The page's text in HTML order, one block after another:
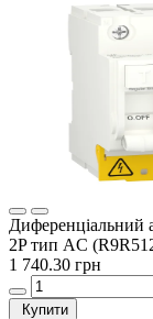
Диференціальний
2P тип AC
1 740.30 грн
Купити